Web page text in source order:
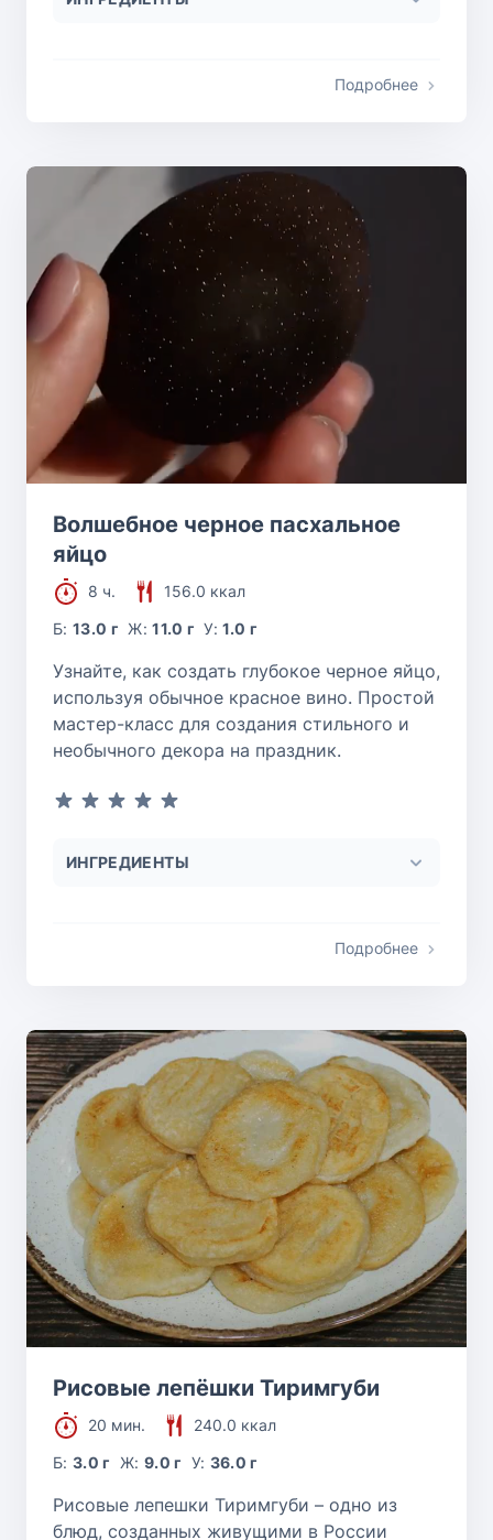
Подробнее
Волшебное черное пасхальное
яйцо
8 ч.
156.0 ккал
Б:13.0 г Ж:11.0 г У:1.0 г
Узнайте, как создать глубокое черное яйцо,
используя обычное красное вино. Простой
мастер-класс для создания стильного и
необычного декора на праздник.
ИНГРЕДИЕНТЫ
Подробнее
Рисовые лепёшки Тиримгуби
20 мин.
240.0 ккал
Б:3.0 г Ж: 9.0 г У: 36.0 г
Рисовые лепешки Тиримгуби – одно из
блюд, созданных живущими в России